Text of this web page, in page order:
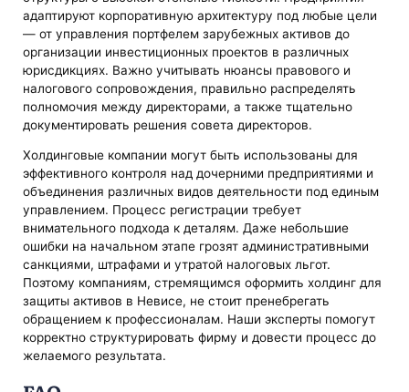
адаптируют корпоративную архитектуру под любые цели
— от управления портфелем зарубежных активов до
организации инвестиционных проектов в различных
юрисдикциях. Важно учитывать нюансы правового и
налогового сопровождения, правильно распределять
полномочия между директорами, а также тщательно
документировать решения совета директоров.
Холдинговые компании могут быть использованы для
эффективного контроля над дочерними предприятиями и
объединения различных видов деятельности под единым
управлением. Процесс регистрации требует
внимательного подхода к деталям. Даже небольшие
ошибки на начальном этапе грозят административными
санкциями, штрафами и утратой налоговых льгот.
Поэтому компаниям, стремящимся оформить холдинг для
защиты активов в Невисе, не стоит пренебрегать
обращением к профессионалам. Наши эксперты помогут
корректно структурировать фирму и довести процесс до
желаемого результата.